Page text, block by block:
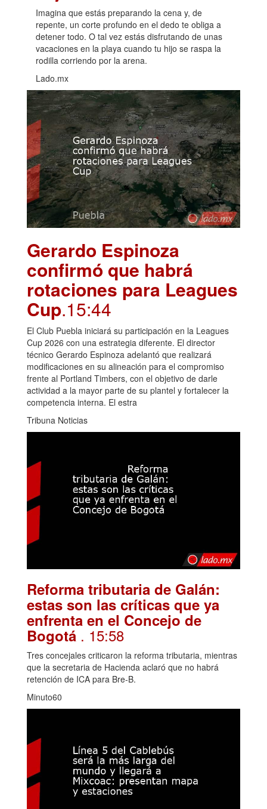
Imagina que estás preparando la cena y, de
repente, un corte profundo en el dedo te obliga a
detener todo. O tal vez estás disfrutando de unas
vacaciones en la playa cuando tu hijo se raspa la
rodilla corriendo por la arena.
Lado.mx
Gerardo Espinoza
confirmó que habrá
rotaciones para Leagues
Cup.15:44
El Club Puebla iniciará su participación en la Leagues
Cup 2026 con una estrategia diferente. El director
técnico Gerardo Espinoza adelantó que realizará
modificaciones en su alineación para el compromiso
frente al Portland Timbers, con el objetivo de darle
actividad a la mayor parte de su plantel y fortalecer la
competencia interna. El estra
Tribuna Noticias
Reforma tributaria de Galán:
estas son las críticas que ya
enfrenta en el Concejo de
Bogotá . 15:58
Tres concejales criticaron la reforma tributaria, mientras
que la secretaria de Hacienda aclaró que no habrá
retención de ICA para Bre-B.
Minuto60